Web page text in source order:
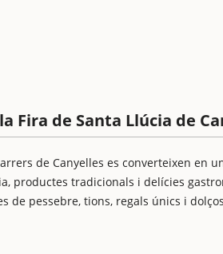
Fira de Santa Llúcia de
de Canyelles es converteixen en
productes tradicionals i delícies
de pessebre, tions, regals únics i